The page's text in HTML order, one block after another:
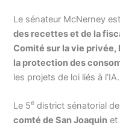
Le sénateur McNerney
des recettes et de la
Comité sur la vie
la protection des
les projets de loi liés à l’IA.
Le 5e district sénatorial
comté de San Joaquin et